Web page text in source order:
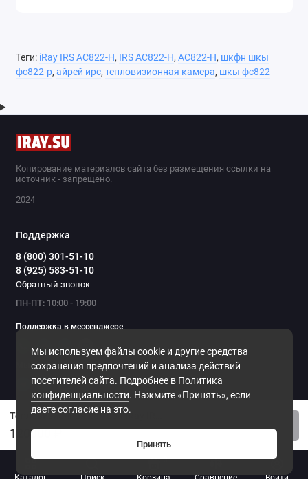
0
120000 ₽
Теги: iRay IRS AC822-H, IRS AC822-H, AC822-H, шкфн шкы
фс822-р, айрей ирс, тепловизионная камера, шкы фс822
Мы используем файлы cookie и другие средства
сохранения предпочтений и анализа действий
посетителей сайта. Подробнее в Политика
конфиденциальности. Нажмите «Принять», если
даете согласие на это.
Принять
Копирование материалов сайта без размещения ссылки на
источник - запрещено.
2024
Поддержка
8 (800) 301-51-10
8 (925) 583-51-10
Обратный звонок
ПН-ПТ: 10:00 - 19:00
Поддержка в мессенджере
Мы в сети